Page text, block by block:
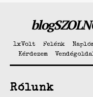
1xVolt Felénk
Kérdezem
Rólunk